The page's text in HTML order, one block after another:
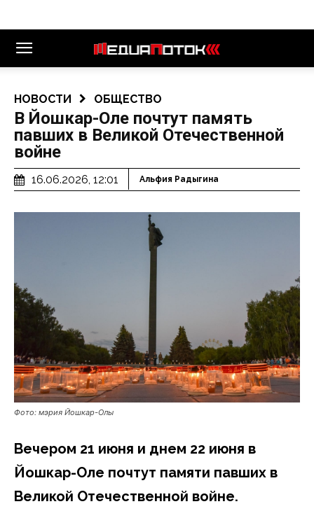
НОВОСТИ ОБЩЕСТВО
В Йошкар-Оле почтут память
павших в Великой Отечественной
войне
16.06.2026, 12:01 Альфия Радыгина
Фото: мэрия Йошкар-Олы
Вечером 21 июня и днем 22 июня в
Йошкар-Оле почтут памяти павших в
Великой Отечественной войне.